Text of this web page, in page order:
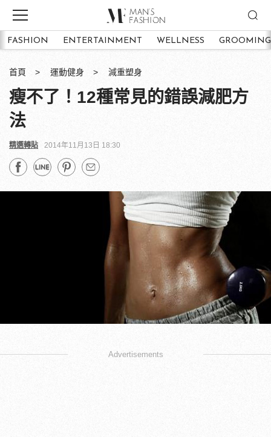
FASHION ENTERTAINMENT WELLNESS GROOMING
首頁 運動健身 減重塑身
瘦不了！12種常見的錯誤減肥方
法
精選轉貼 2014年11月13日 18:30
Advertisements